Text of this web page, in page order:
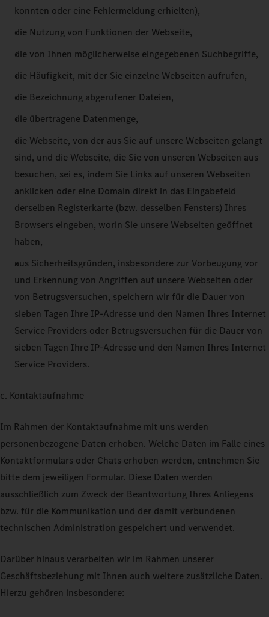
konnten oder eine Fehlermeldung erhielten),
die Nutzung von Funktionen der Webseite,
die von Ihnen möglicherweise eingegebenen Suchbegriffe,
die Häufigkeit, mit der Sie einzelne Webseiten aufrufen,
die Bezeichnung abgerufener Dateien,
die übertragene Datenmenge,
die Webseite, von der aus Sie auf unsere Webseiten gelangt
sind, und die Webseite, die Sie von unseren Webseiten aus
besuchen, sei es, indem Sie Links auf unseren Webseiten
anklicken oder eine Domain direkt in das Eingabefeld
derselben Registerkarte (bzw. desselben Fensters) Ihres
Browsers eingeben, worin Sie unsere Webseiten geöffnet
haben,
aus Sicherheitsgründen, insbesondere zur Vorbeugung vor
und Erkennung von Angriffen auf unsere Webseiten oder
von Betrugsversuchen, speichern wir für die Dauer von
sieben Tagen Ihre IP-Adresse und den Namen Ihres Internet
Service Providers oder Betrugsversuchen für die Dauer von
sieben Tagen Ihre IP-Adresse und den Namen Ihres Internet
Service Providers.
c. Kontaktaufnahme
Im Rahmen der Kontaktaufnahme mit uns werden
personenbezogene Daten erhoben. Welche Daten im Falle eines
Kontaktformulars oder Chats erhoben werden, entnehmen Sie
bitte dem jeweiligen Formular. Diese Daten werden
ausschließlich zum Zweck der Beantwortung Ihres Anliegens
bzw. für die Kommunikation und der damit verbundenen
technischen Administration gespeichert und verwendet.
Darüber hinaus verarbeiten wir im Rahmen unserer
Geschäftsbeziehung mit Ihnen auch weitere zusätzliche Daten.
Hierzu gehören insbesondere: